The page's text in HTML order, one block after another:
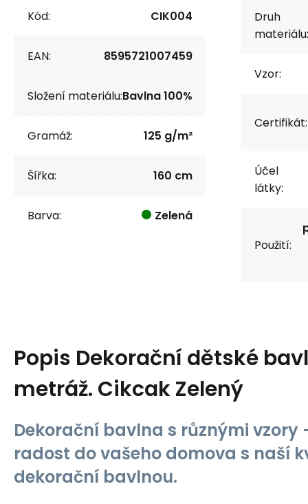
Kód: CIK004
EAN: 8595721007459
Složení materiálu:Bavlna 100%
Gramáž: 125 g/m²
Šířka: 160 cm
Barva: Zelená
Druh
materiálu:
Vzor:
Certifikát:
Účel
látky:
Použití:
Popis Dekorační dětské
metráž. Cikcak Zelený
Dekorační bavlna s různými vzory
radost do vašeho domova s naší
dekorační bavlnou.